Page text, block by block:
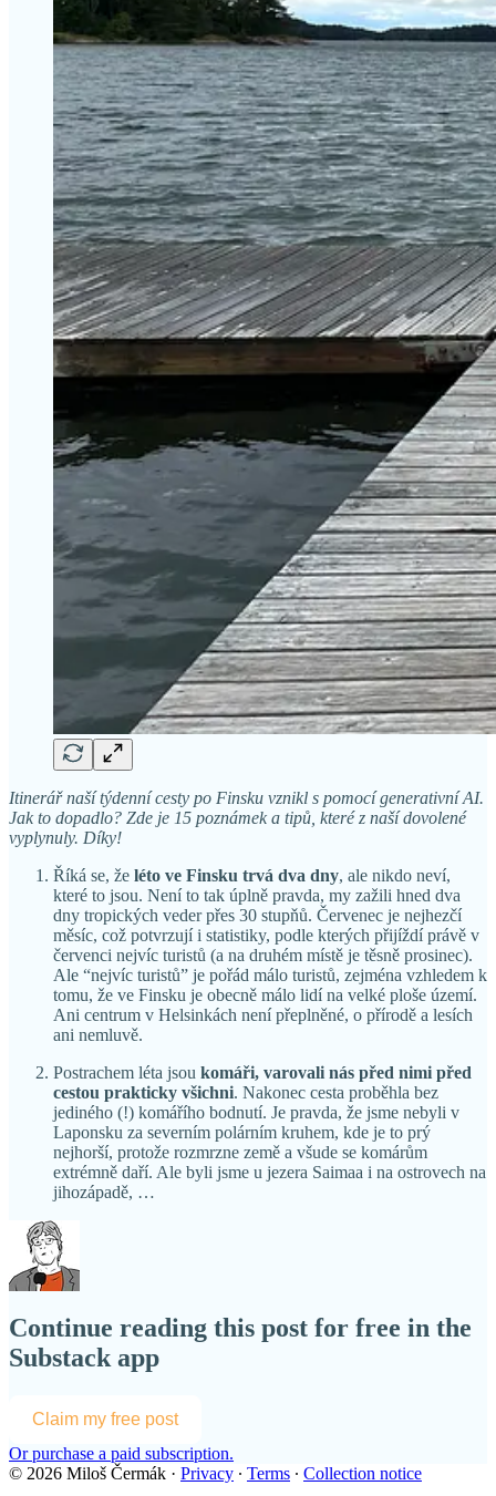
Itinerář naší týdenní cesty po Finsku vznikl s pomocí generativní AI.
Jak to dopadlo? Zde je 15 poznámek a tipů, které z naší dovolené
vyplynuly. Díky!
Říká se, že léto ve Finsku trvá dva dny, ale nikdo neví,
které to jsou. Není to tak úplně pravda, my zažili hned dva
dny tropických veder přes 30 stupňů. Červenec je nejhezčí
měsíc, což potvrzují i statistiky, podle kterých přijíždí právě v
červenci nejvíc turistů (a na druhém místě je těsně prosinec).
Ale “nejvíc turistů” je pořád málo turistů, zejména vzhledem k
tomu, že ve Finsku je obecně málo lidí na velké ploše území.
Ani centrum v Helsinkách není přeplněné, o přírodě a lesích
ani nemluvě.
Postrachem léta jsou komáři, varovali nás před nimi před
cestou prakticky všichni. Nakonec cesta proběhla bez
jediného (!) komářího bodnutí. Je pravda, že jsme nebyli v
Laponsku za severním polárním kruhem, kde je to prý
nejhorší, protože rozmrzne země a všude se komárům
extrémně daří. Ale byli jsme u jezera Saimaa i na ostrovech na
jihozápadě, …
Continue reading this post for free in the
Substack app
Claim my free post
Or purchase a paid subscription.
© 2026 Miloš Čermák · Privacy ∙ Terms ∙ Collection notice